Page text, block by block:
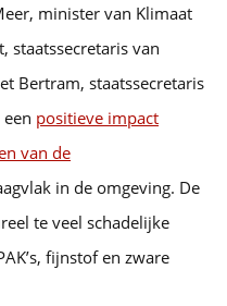
minister van Klimaat
staatssecretaris van
Bertram, staatssecretaris
positieve impact
van de
in de omgeving. De
te veel schadelijke
fijnstof en zware